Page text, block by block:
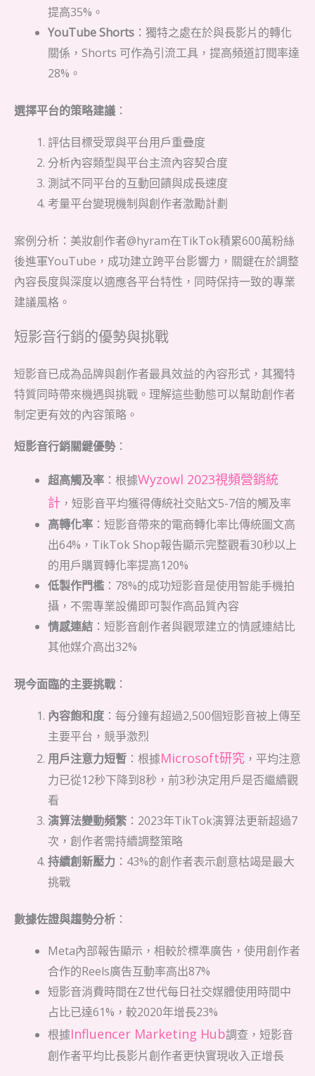
提高35%。
YouTube Shorts ：獨特之處在於與長影片的轉化
關係，Shorts 可作為引流工具，提高頻道訂閱率達
28%。
選擇平台的策略建議 ：
評估目標受眾與平台用戶重疊度
分析內容類型與平台主流內容契合度
測試不同平台的互動回饋與成長速度
考量平台變現機制與創作者激勵計劃
案例分析：美妝創作者@hyram在TikTok積累600萬粉絲
後進軍YouTube，成功建立跨平台影響力，關鍵在於調整
內容長度與深度以適應各平台特性，同時保持一致的專業
建議風格。
短影音行銷的優勢與挑戰
短影音已成為品牌與創作者最具效益的內容形式，其獨特
特質同時帶來機遇與挑戰。理解這些動態可以幫助創作者
制定更有效的內容策略。
短影音行銷關鍵優勢：
超高觸及率 ：根據Wyzowl 2023視頻營銷統
計 ，短影音平均獲得傳統社交貼文5-7倍的觸及率
高轉化率 ：短影音帶來的電商轉化率比傳統圖文高
出64%，TikTok Shop報告顯示完整觀看30秒以上
的用戶購買轉化率提高120%
低製作門檻 ：78%的成功短影音是使用智能手機拍
攝，不需專業設備即可製作高品質內容
情感連結 ：短影音創作者與觀眾建立的情感連結比
其他媒介高出32%
現今面臨的主要挑戰：
內容飽和度 ：每分鐘有超過2,500個短影音被上傳至
主要平台，競爭激烈
用戶注意力短暫 ：根據Microsoft研究 ，平均注意
力已從12秒下降到8秒，前3秒決定用戶是否繼續觀
看
演算法變動頻繁 ：2023年TikTok演算法更新超過7
次，創作者需持續調整策略
持續創新壓力 ：43%的創作者表示創意枯竭是最大
挑戰
數據佐證與趨勢分析 ：
Meta內部報告顯示，相較於標準廣告，使用創作者
合作的Reels廣告互動率高出87%
短影音消費時間在Z世代每日社交媒體使用時間中
占比已達61%，較2020年增長23%
根據Influencer Marketing Hub調查，短影音
創作者平均比長影片創作者更快實現收入正增長